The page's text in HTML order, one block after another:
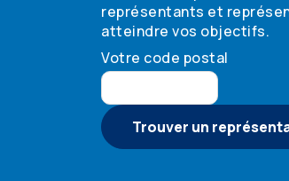
représentants et
atteindre vos objectifs.
Votre code postal
Trouver un